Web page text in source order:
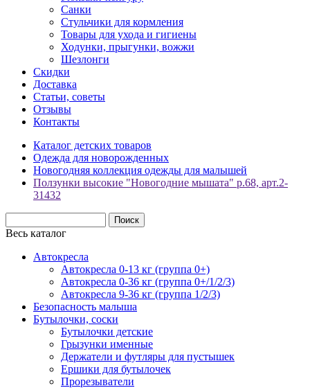
Санки
Стульчики для кормления
Товары для ухода и гигиены
Ходунки, прыгунки, вожжи
Шезлонги
Скидки
Доставка
Статьи, советы
Отзывы
Контакты
Каталог детских товаров
Одежда для новорожденных
Новогодняя коллекция одежды для малышей
Ползунки высокие "Новогодние мышата" р.68, арт.2-
31432
Весь каталог
Автокресла
Автокресла 0-13 кг (группа 0+)
Автокресла 0-36 кг (группа 0+/1/2/3)
Автокресла 9-36 кг (группа 1/2/3)
Безопасность малыша
Бутылочки, соски
Бутылочки детские
Грызунки именные
Держатели и футляры для пустышек
Ершики для бутылочек
Прорезыватели